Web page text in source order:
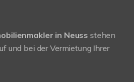
in Neuss stehen
und bei der Vermietung Ihrer